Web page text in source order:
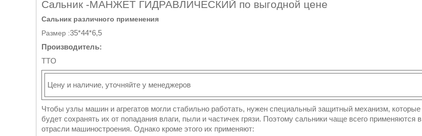
Сальник -МАНЖЕТ ГИДРАВЛИЧЕСКИЙ по выгодной цене
Сальник различного применения
Размер :35*44*6,5
Производитель:
TTO
Цену и наличие, уточняйте у менеджеров
Чтобы узлы машин и агрегатов могли стабильно работать, нужен специальный защитный механизм, которые
будет сохранять их от попадания влаги, пыли и частичек грязи. Поэтому сальники чаще всего применяются в
отрасли машиностроения. Однако кроме этого их применяют: